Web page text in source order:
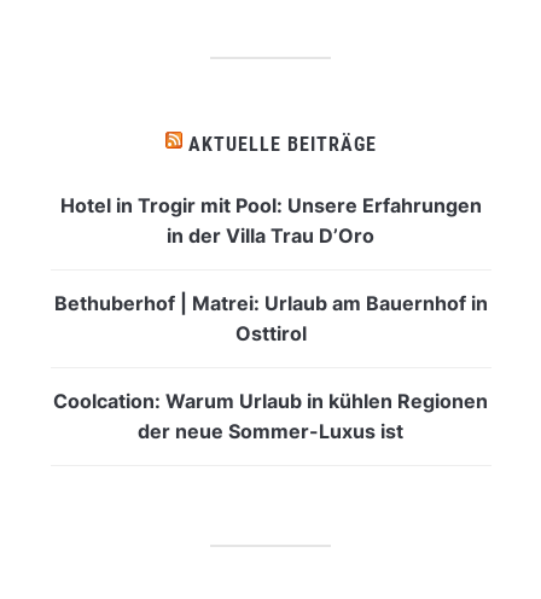
AKTUELLE BEITRÄGE
Hotel in Trogir mit Pool: Unsere Erfahrungen
in der Villa Trau D’Oro
Bethuberhof | Matrei: Urlaub am Bauernhof in
Osttirol
Coolcation: Warum Urlaub in kühlen Regionen
der neue Sommer-Luxus ist